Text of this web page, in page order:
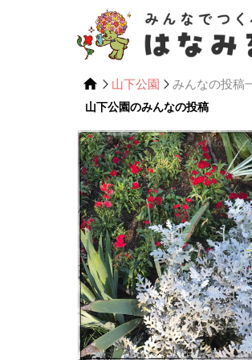
山下公園
みんなの投稿
山下公園のみんなの投稿